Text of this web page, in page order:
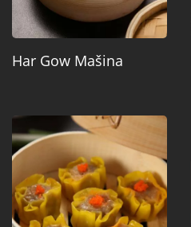
Har Gow Mašina